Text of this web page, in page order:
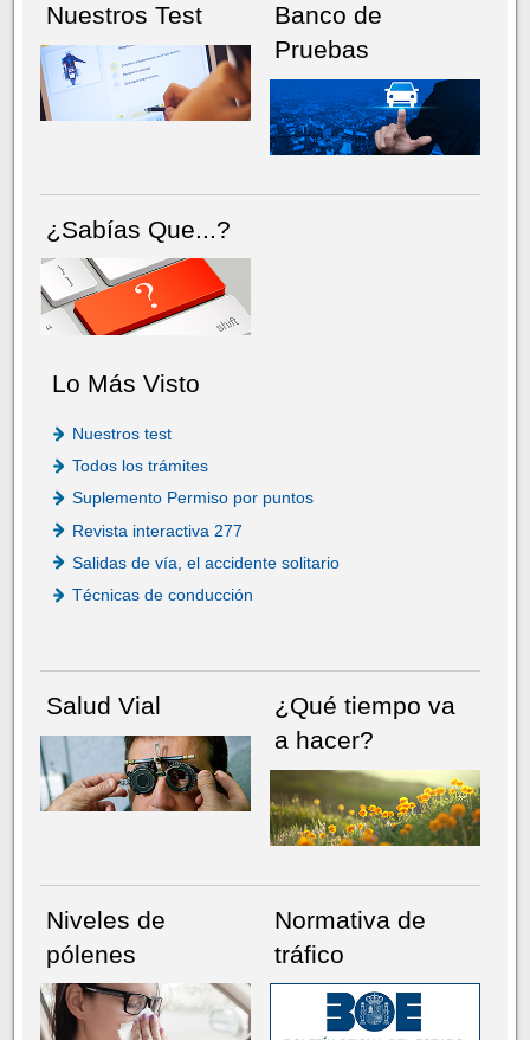
Nuestros Test
Banco de
Pruebas
¿Sabías Que...?
Lo Más Visto
Nuestros test
Todos los trámites
Suplemento Permiso por puntos
Revista interactiva 277
Salidas de vía, el accidente solitario
Técnicas de conducción
Salud Vial
¿Qué tiempo va
a hacer?
Niveles de
pólenes
Normativa de
tráfico